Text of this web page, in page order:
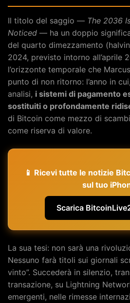
Il titolo del saggio — The 2036
Noticed — ha un doppio
del quarto dimezzamento
2024, previsto intorno all’aprile
l’orizzonte temporale che
punto di non ritorno: l’anno in
analisi, i sistemi di pagamento
sostituiti o profondamente
di Bitcoin come mezzo di
come riserva di valore.
📱 Ricevi tutte le notizie
sul tuo
Scarica
La sua tesi: non sarà una
Nessuno farà titoli sui giornali
vinto”. Succederà in silenzio,
transazione, su Lightning
emergenti, nelle rimesse